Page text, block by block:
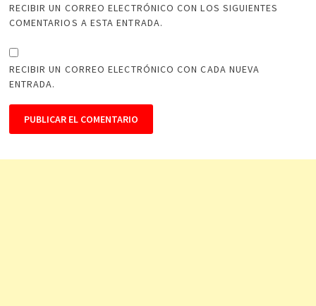
RECIBIR UN CORREO ELECTRÓNICO CON LOS SIGUIENTES
COMENTARIOS A ESTA ENTRADA.
RECIBIR UN CORREO ELECTRÓNICO CON CADA NUEVA
ENTRADA.